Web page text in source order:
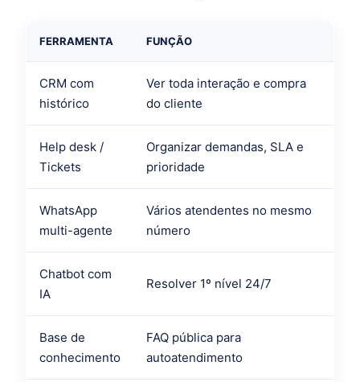
FERRAMENTA FUNÇÃO
CRM com
histórico
Ver toda interação e compra
do cliente
Help desk /
Tickets
Organizar demandas, SLA e
prioridade
WhatsApp
multi-agente
Vários atendentes no mesmo
número
Chatbot com
IA
Resolver 1º nível 24/7
Base de
conhecimento
FAQ pública para
autoatendimento